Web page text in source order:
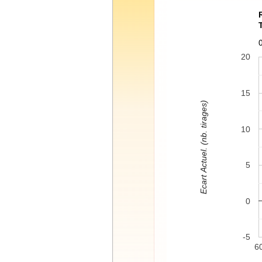
-5
0
5
10
15
20
Ecart Actuel. (nb. tirages)